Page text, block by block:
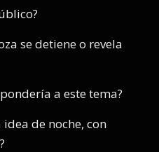
se detiene o revela
a este tema?
idea de noche, con